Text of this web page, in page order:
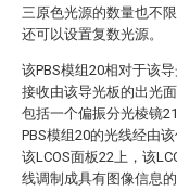
三原色光源的数量也不
还可以设置复数光源。
该PBS模组20相对于该
接收由该导光板的出光
包括一个偏振分光棱镜
PBS模组20的光线经由
该LCOS面板22上，该
线调制成具有图像信息